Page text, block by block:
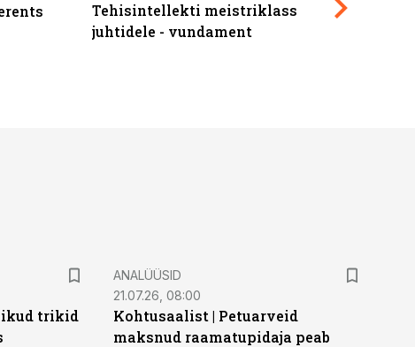
Tehisintellekti meistriklass
juhtidele - vundament
trikid
ANALÜÜSID
21.07.26, 08:00
Kohtusaalist | Petuarveid
maksnud raamatupidaja peab